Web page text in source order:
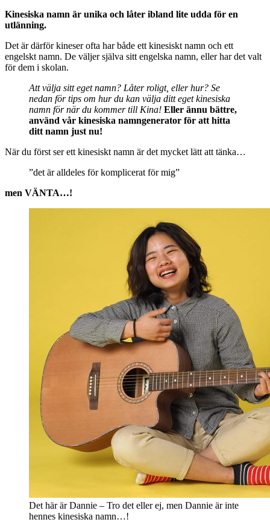
Kinesiska namn är unika och låter ibland lite udda för en
utlänning.
Det är därför kineser ofta har både ett kinesiskt namn och ett
engelskt namn. De väljer själva sitt engelska namn, eller har det valt
för dem i skolan.
Att välja sitt eget namn? Låter roligt, eller hur? Se
nedan för tips om hur du kan välja ditt eget kinesiska
namn för när du kommer till Kina! Eller ännu bättre,
använd vår kinesiska namngenerator för att hitta
ditt namn just nu!
När du först ser ett kinesiskt namn är det mycket lätt att tänka…
”det är alldeles för komplicerat för mig”
men VÄNTA…!
Det här är Dannie – Tro det eller ej, men Dannie är inte
hennes kinesiska namn…!